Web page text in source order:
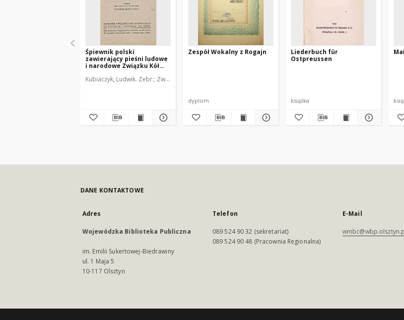
Śpiewnik polski
zawierający pieśni ludowe
i narodowe Związku Kół
Nadrenję i s. prow.
Kubiaczyk, Ludwik. Zebr. Związek Polskich Kół Śpiewaczych na Westfalię, Nadrenię i Sąsiednie Tereny.
Zespół Wokalny z Rogajn
dyplom
Liederbuch für
Ostpreussen
książka
DANE KONTAKTOWE
Adres
Wojewódzka Biblioteka Publiczna
im. Emilii Sukertowej-Biedrawiny
ul. 1 Maja 5
10-117 Olsztyn
Telefon
089 524 90 32 (sekretariat)
089 524 90 48 (Pracownia Regionalna)
E-Mail